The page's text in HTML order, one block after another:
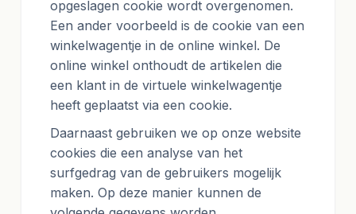
opgeslagen cookie wordt overgenomen.
Een ander voorbeeld is de cookie van een
winkelwagentje in de online winkel. De
online winkel onthoudt de artikelen die
een klant in de virtuele winkelwagentje
heeft geplaatst via een cookie.
Daarnaast gebruiken we op onze website
cookies die een analyse van het
surfgedrag van de gebruikers mogelijk
maken. Op deze manier kunnen de